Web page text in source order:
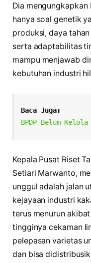
Dia
hanya soal genetik
produksi, daya
serta adaptabilitas
mampu menjawab
kebutuhan industri
Baca Juga:
BPDP Belum
Kepala Pusat Riset
Setiari Marwanto,
unggul adalah jalan
kejayaan industri
terus menurun
tingginya cekaman
pelepasan varietas
dan bisa